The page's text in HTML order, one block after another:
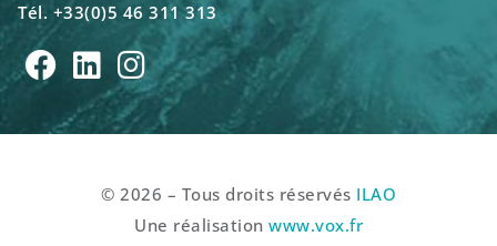
Tél. +33(0)5 46 311 313
© 2026 – Tous droits réservés ILAO
Une réalisation www.vox.fr